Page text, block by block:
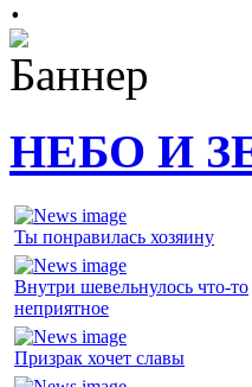
НЕБО И
Ты понравилась хозяину
Внутри шевельнулось что-то
неприятное
Призрак хочет славы